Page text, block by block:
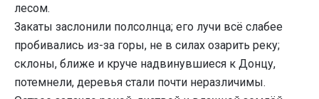
лесом.
Закаты заслонили полсолнца; его лучи всё слабее
пробивались из-за горы, не в силах озарить реку;
склоны, ближе и круче надвинувшиеся к Донцу,
потемнели, деревья стали почти неразличимы.